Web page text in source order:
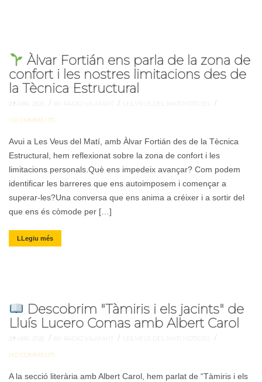
Àlvar Fortián ens parla de la zona de
confort i les nostres limitacions des de
la Tècnica Estructural
29 ABR. 2025 / BY RADIO VILAFANT / LES VEUS DEL MATÍ NOTÍCIES /
NO COMMENTS
Avui a Les Veus del Matí, amb Àlvar Fortián des de la Tècnica
Estructural, hem reflexionat sobre la zona de confort i les
limitacions personals.Què ens impedeix avançar? Com podem
identificar les barreres que ens autoimposem i començar a
superar-les?Una conversa que ens anima a créixer i a sortir del
que ens és còmode per […]
LLegiu més
Descobrim "Tàmiris i els jacints" de
Lluís Lucero Comas amb Albert Carol
29 ABR. 2025 / BY RADIO VILAFANT / LES VEUS DEL MATÍ NOTÍCIES /
NO COMMENTS
A la secció literària amb Albert Carol, hem parlat de “Tàmiris i els